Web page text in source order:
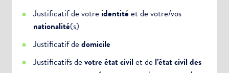
Justificatif de votre identitéet de votre/vos
nationalité(s)
Justificatif de domicile
Justificatifs de votre état civilet de l’état civil des
Newsletter Sport et Vie associative